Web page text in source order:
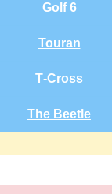
Golf 6
Touran
T‑Cross
The Beetle